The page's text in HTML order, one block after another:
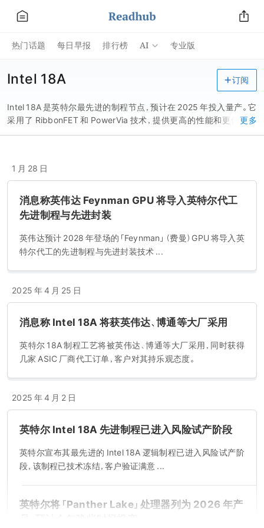
热门话题 每日早报 排行榜 AI 专业版
Intel 18A
Intel 18A 是英特尔最先进的制程节点，预计在 2025 年投入量产。它
采用了 RibbonFET 和 PowerVia 技术，提供更高的性能和更低的功
耗。RibbonFET 是一种 GAA 晶体管，提升了每瓦性能和密度，而
更多
订阅
1 月 28 日
消息称英伟达 Feynman GPU 将导入英特尔代工
先进制程与先进封装
英伟达预计 2028 年登场的「Feynman」（费曼）GPU 将导入英
特尔代工的先进制程与先进封装技术 ...
2025 年 4 月 25 日
消息称 Intel 18A 将获英伟达、博通等大厂采用
英特尔 18A 制程工艺将被英伟达、博通等大厂采用，同时获得
几家 ASIC 厂商代工订单，客户对其持乐观态度。
2025 年 4 月 2 日
英特尔 Intel 18A 先进制程已进入风险试产阶段
英特尔宣布其最先进的 Intel 18A 逻辑制程已进入风险试产阶
段，该制程已技术冻结，客户验证满意 ...
英特尔将「Panther Lake」处理器列为 2026 年产